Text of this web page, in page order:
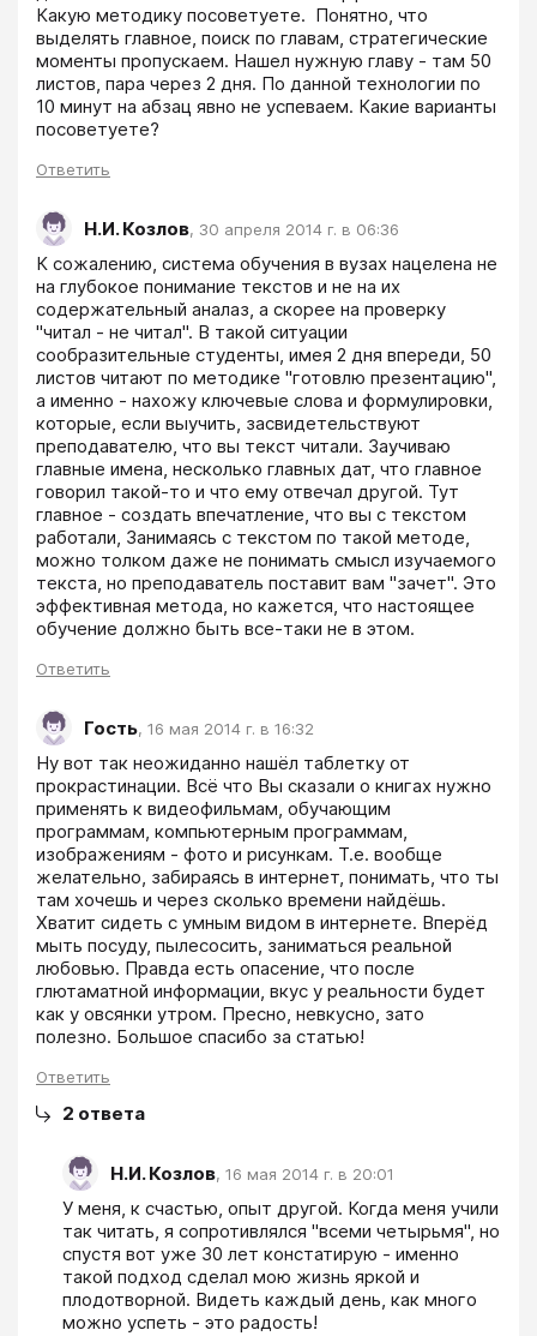
Какую методику посоветуете.  Понятно, что
выделять главное, поиск по главам, стратегические
моменты пропускаем. Нашел нужную главу - там 50
листов, пара через 2 дня. По данной технологии по
10 минут на абзац явно не успеваем. Какие варианты
посоветуете?
Ответить
Н.И. Козлов, 30 апреля 2014 г. в 06:36
К сожалению, система обучения в вузах нацелена не
на глубокое понимание текстов и не на их
содержательный аналаз, а скорее на проверку
"читал - не читал". В такой ситуации
сообразительные студенты, имея 2 дня впереди, 50
листов читают по методике "готовлю презентацию",
а именно - нахожу ключевые слова и формулировки,
которые, если выучить, засвидетельствуют
преподавателю, что вы текст читали. Заучиваю
главные имена, несколько главных дат, что главное
говорил такой-то и что ему отвечал другой. Тут
главное - создать впечатление, что вы с текстом
работали, Занимаясь с текстом по такой методе,
можно толком даже не понимать смысл изучаемого
текста, но преподаватель поставит вам "зачет". Это
эффективная метода, но кажется, что настоящее
обучение должно быть все-таки не в этом.
Ответить
Гость, 16 мая 2014 г. в 16:32
Ну вот так неожиданно нашёл таблетку от
прокрастинации. Всё что Вы сказали о книгах нужно
применять к видеофильмам, обучающим
программам, компьютерным программам,
изображениям - фото и рисункам. Т.е. вообще
желательно, забираясь в интернет, понимать, что ты
там хочешь и через сколько времени найдёшь.
Хватит сидеть с умным видом в интернете. Вперёд
мыть посуду, пылесосить, заниматься реальной
любовью. Правда есть опасение, что после
глютаматной информации, вкус у реальности будет
как у овсянки утром. Пресно, невкусно, зато
полезно. Большое спасибо за статью!
Ответить
2 ответа
Н.И. Козлов, 16 мая 2014 г. в 20:01
У меня, к счастью, опыт другой. Когда меня учили
так читать, я сопротивлялся "всеми четырьмя", но
спустя вот уже 30 лет констатирую - именно
такой подход сделал мою жизнь яркой и
плодотворной. Видеть каждый день, как много
можно успеть - это радость!